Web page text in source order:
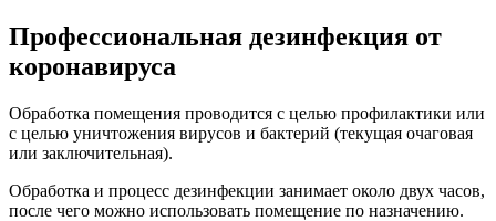
Профессиональная дезинфекция от
коронавируса
Обработка помещения проводится с целью профилактики или
с целью уничтожения вирусов и бактерий (текущая очаговая
или заключительная).
Обработка и процесс дезинфекции занимает около двух часов,
после чего можно использовать помещение по назначению.